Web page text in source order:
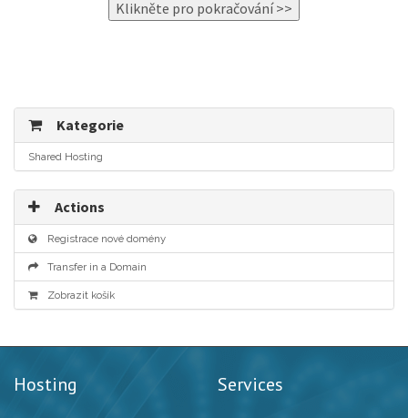
Kategorie
Shared Hosting
Actions
Registrace nové domény
Transfer in a Domain
Zobrazit košík
Hosting Services